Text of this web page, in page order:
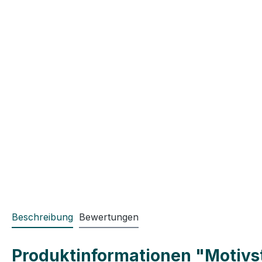
Beschreibung Bewertungen
Produktinformationen